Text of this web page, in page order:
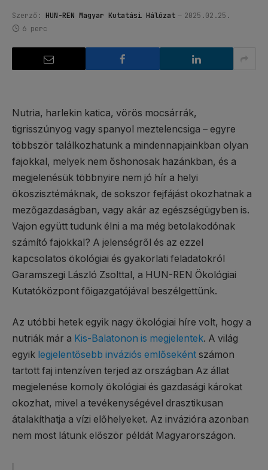
Szerző: HUN-REN Magyar Kutatási Hálózat
2025.02.25.
6 perc
Nutria, harlekin katica, vörös mocsárrák,
tigrisszúnyog vagy spanyol meztelencsiga – egyre
többször találkozhatunk a mindennapjainkban olyan
fajokkal, melyek nem őshonosak hazánkban, és a
megjelenésük többnyire nem jó hír a helyi
ökoszisztémáknak, de sokszor fejfájást okozhatnak a
mezőgazdaságban, vagy akár az egészségügyben is.
Vajon együtt tudunk élni a ma még betolakodónak
számító fajokkal? A jelenségről és az ezzel
kapcsolatos ökológiai és gyakorlati feladatokról
Garamszegi László Zsolttal, a HUN-REN Ökológiai
Kutatóközpont főigazgatójával beszélgettünk.
Az utóbbi hetek egyik nagy ökológiai híre volt, hogy a
nutriák már a Kis-Balatonon is megjelentek. A világ
egyik legjelentősebb inváziós emlőseként számon
tartott faj intenzíven terjed az országban Az állat
megjelenése komoly ökológiai és gazdasági károkat
okozhat, mivel a tevékenységével drasztikusan
átalakíthatja a vízi előhelyeket. Az invázióra azonban
nem most látunk először példát Magyarországon.